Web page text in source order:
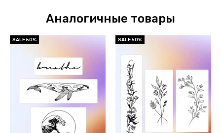
Аналогичные товары
SALE 50% SALE 50%